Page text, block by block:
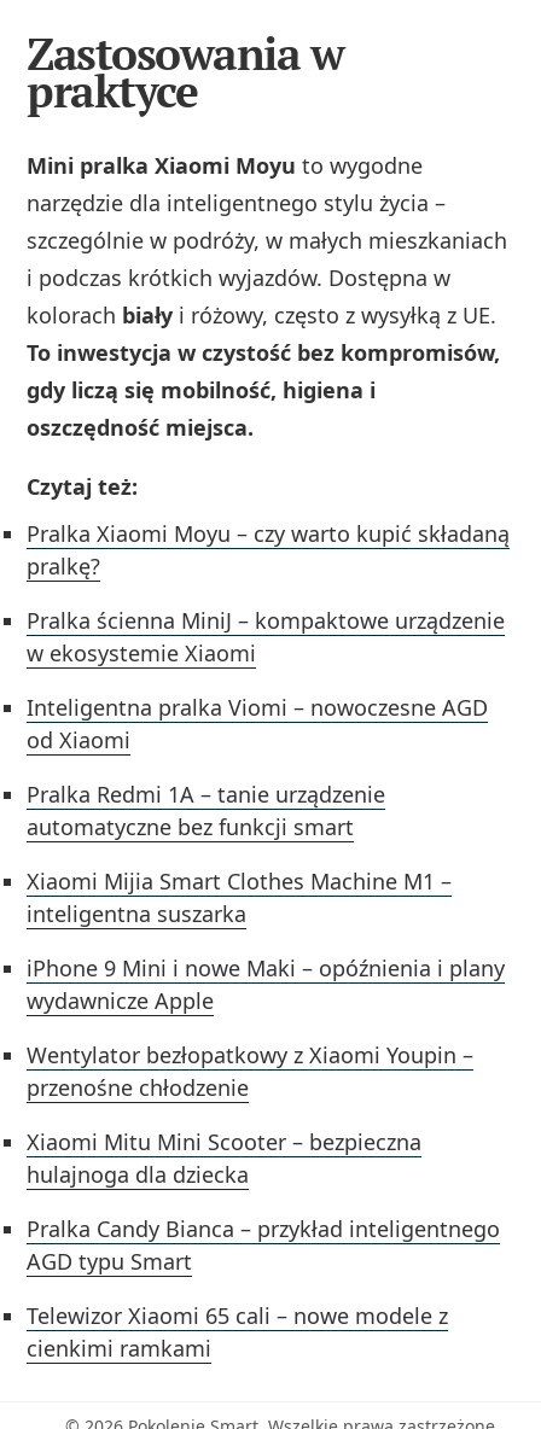
Zastosowania w
praktyce
Mini pralka Xiaomi Moyu to wygodne
narzędzie dla inteligentnego stylu życia –
szczególnie w podróży, w małych mieszkaniach
i podczas krótkich wyjazdów. Dostępna w
kolorach biały i różowy, często z wysyłką z UE.
To inwestycja w czystość bez kompromisów,
gdy liczą się mobilność, higiena i
oszczędność miejsca.
Czytaj też:
Pralka Xiaomi Moyu – czy warto kupić składaną
pralkę?
Pralka ścienna MiniJ – kompaktowe urządzenie
w ekosystemie Xiaomi
Inteligentna pralka Viomi – nowoczesne AGD
od Xiaomi
Pralka Redmi 1A – tanie urządzenie
automatyczne bez funkcji smart
Xiaomi Mijia Smart Clothes Machine M1 –
inteligentna suszarka
iPhone 9 Mini i nowe Maki – opóźnienia i plany
wydawnicze Apple
Wentylator bezłopatkowy z Xiaomi Youpin –
przenośne chłodzenie
Xiaomi Mitu Mini Scooter – bezpieczna
hulajnoga dla dziecka
Pralka Candy Bianca – przykład inteligentnego
AGD typu Smart
Telewizor Xiaomi 65 cali – nowe modele z
cienkimi ramkami